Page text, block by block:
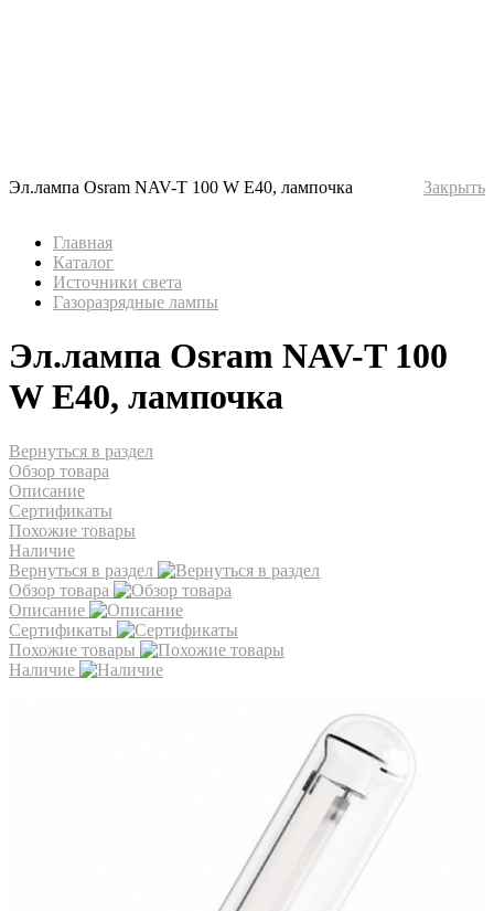
Эл.лампа Osram NAV-T 100 W E40, лампочка Закрыть
Главная
Каталог
Источники света
Газоразрядные лампы
Эл.лампа Osram NAV-T 100
W E40, лампочка
Вернуться в раздел
Обзор товара
Описание
Сертификаты
Похожие товары
Наличие
Вернуться в раздел
Обзор товара
Описание
Сертификаты
Похожие товары
Наличие